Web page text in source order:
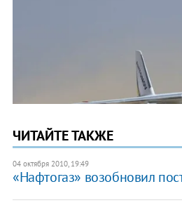
ЧИТАЙТЕ ТАКЖЕ
04 октября 2010, 19:49
«Нафтогаз» возобновил